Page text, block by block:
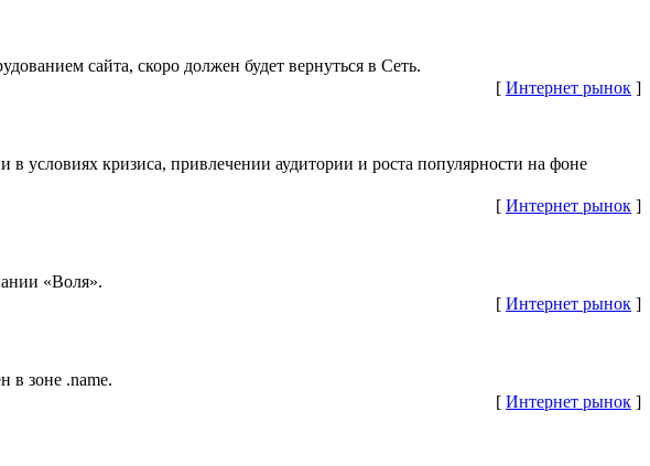
сайта, скоро должен будет вернуться в Сеть.
[ Интернет рынок ]
кризиса, привлечении аудитории и роста популярности на фоне
[ Интернет рынок ]
«Воля».
[ Интернет рынок ]
в зоне .name.
[ Интернет рынок ]